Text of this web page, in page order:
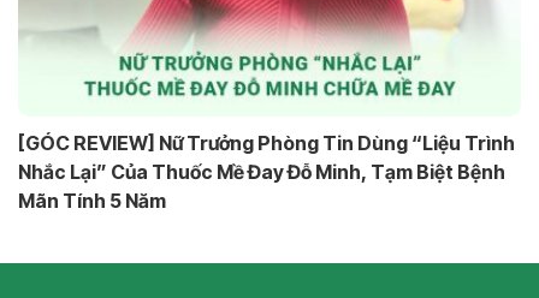
[GÓC REVIEW] Nữ Trưởng Phòng Tin Dùng “Liệu Trình
Nhắc Lại” Của Thuốc Mề Đay Đỗ Minh, Tạm Biệt Bệnh
Mãn Tính 5 Năm